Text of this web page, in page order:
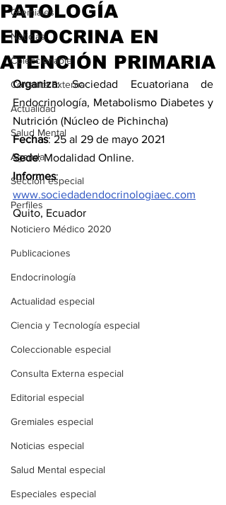
Gremiales
Noticias
Coleccionable
Consulta Externa
Actualidad
Salud Mental
Agenda
Sección especial
Perfiles
Noticiero Médico 2020
Publicaciones
Endocrinología
Actualidad especial
Ciencia y Tecnología especial
Coleccionable especial
Consulta Externa especial
Editorial especial
Gremiales especial
Noticias especial
Salud Mental especial
Especiales especial
PATOLOGÍA
ENDOCRINA EN
ATENCIÓN PRIMARIA
Organiza: Sociedad Ecuatoriana de
Endocrinología, Metabolismo Diabetes y
Nutrición (Núcleo de Pichincha)
Fechas: 25 al 29 de mayo 2021
Sede: Modalidad Online.
Informes
www.sociedadendocrinologiaec.com
Quito, Ecuador